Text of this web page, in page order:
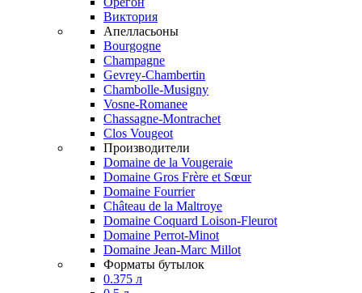
Виктория
Апелласьоны
Bourgogne
Champagne
Gevrey-Chambertin
Chambolle-Musigny
Vosne-Romanee
Chassagne-Montrachet
Clos Vougeot
Производители
Domaine de la Vougeraie
Domaine Gros Frère et Sœur
Domaine Fourrier
Château de la Maltroye
Domaine Coquard Loison-Fleurot
Domaine Perrot-Minot
Domaine Jean-Marc Millot
Форматы бутылок
0.375 л